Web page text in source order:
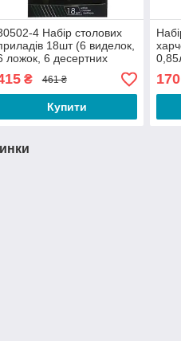
4 Набір столових
18шт (6 виделок,
ложок, 6 десертних
ложок)-Family 4
₴ 461 ₴
Купити
170